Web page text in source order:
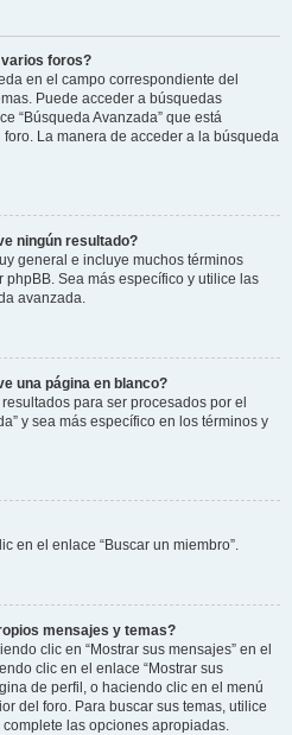
varios foros?
en el campo correspondiente del
Puede acceder a búsquedas
“Búsqueda Avanzada” que está
La manera de acceder a la búsqueda
ningún resultado?
general e incluye muchos términos
Sea más específico y utilice las
avanzada.
una página en blanco?
para ser procesados por el
y sea más específico en los términos y
en el enlace “Buscar un miembro”.
mensajes y temas?
clic en “Mostrar sus mensajes” en el
clic en el enlace “Mostrar sus
de perfil, o haciendo clic en el menú
del foro. Para buscar sus temas, utilice
las opciones apropiadas.